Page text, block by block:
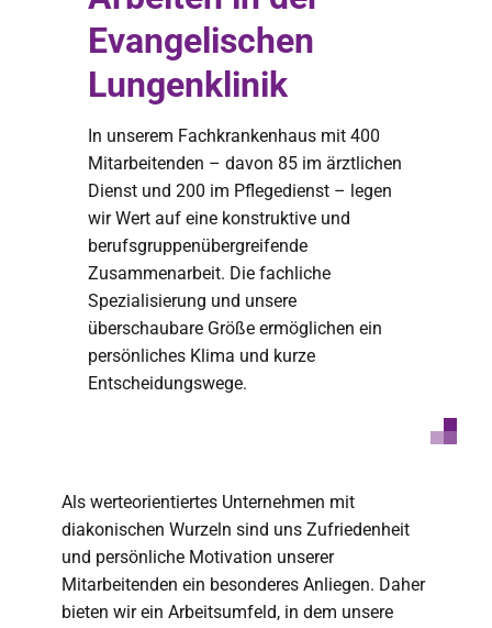
Evangelischen
Lungenklinik
In unserem Fachkrankenhaus mit 400
Mitarbeitenden – davon 85 im ärztlichen
Dienst und 200 im Pflegedienst – legen
wir Wert auf eine konstruktive und
berufsgruppenübergreifende
Zusammenarbeit. Die fachliche
Spezialisierung und unsere
überschaubare Größe ermöglichen ein
persönliches Klima und kurze
Entscheidungswege.
Als werteorientiertes Unternehmen mit
diakonischen Wurzeln sind uns Zufriedenheit
und persönliche Motivation unserer
Mitarbeitenden ein besonderes Anliegen. Daher
bieten wir ein Arbeitsumfeld, in dem unsere